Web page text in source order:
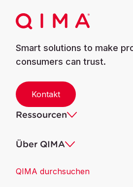
Smart solutions to make
consumers can trust.
Kontakt
Ressourcen
Über QIMA
QIMA durchsuchen